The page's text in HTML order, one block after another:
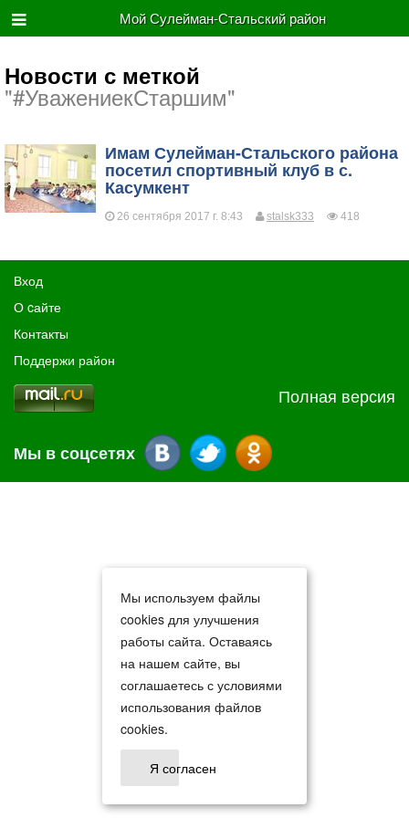
Мой Сулейман-Стальский район
Новости с меткой
"#УважениекСтаршим"
Имам Сулейман-Стальского района
посетил спортивный клуб в с.
Касумкент
26 сентября 2017 г. 8:43 stalsk333 418
Вход
О cайте
Контакты
Поддержи район
Полная версия
Мы в соцсетях
Мы используем файлы
cookies для улучшения
работы сайта. Оставаясь
на нашем сайте, вы
соглашаетесь с условиями
использования файлов
cookies.
Я согласен